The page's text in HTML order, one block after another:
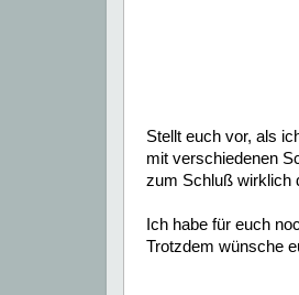
Stellt euch vor, als
mit verschiedenen
zum Schluß wirklich
Ich habe für euch
Trotzdem wünsche